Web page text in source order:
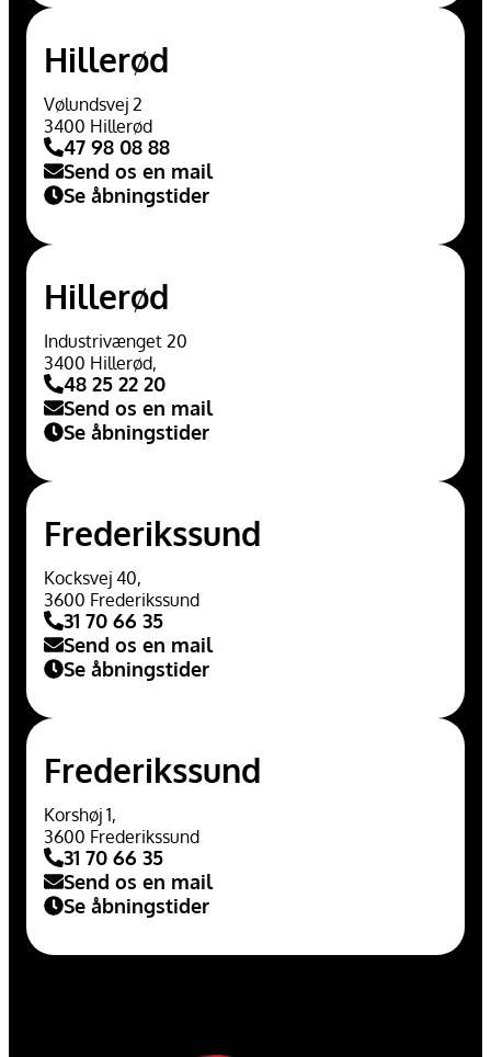
Hillerød
Vølundsvej 2
3400 Hillerød
47 98 08 88
Send os en mail
Se åbningstider
Hillerød
Industrivænget 20
3400 Hillerød,
48 25 22 20
Send os en mail
Se åbningstider
Frederikssund
Kocksvej 40,
3600 Frederikssund
31 70 66 35
Send os en mail
Se åbningstider
Frederikssund
Korshøj 1,
3600 Frederikssund
31 70 66 35
Send os en mail
Se åbningstider